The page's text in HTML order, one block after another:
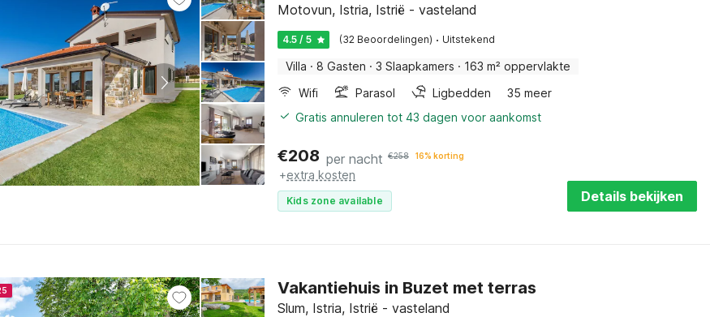
Motovun, Istria, Istrië - vasteland
4.5 / 5 (32 Beoordelingen) · Uitstekend
Villa · 8 Gasten · 3 Slaapkamers · 163 m² oppervlakte
Wifi
Parasol Ligbedden
35 meer
Gratis annuleren tot 43 dagen voor aankomst
€208 per nacht €258 16% korting
+extra kosten
Kids zone available Details bekijken
Vakantiehuis in Buzet met terras
Slum, Istria, Istrië - vasteland